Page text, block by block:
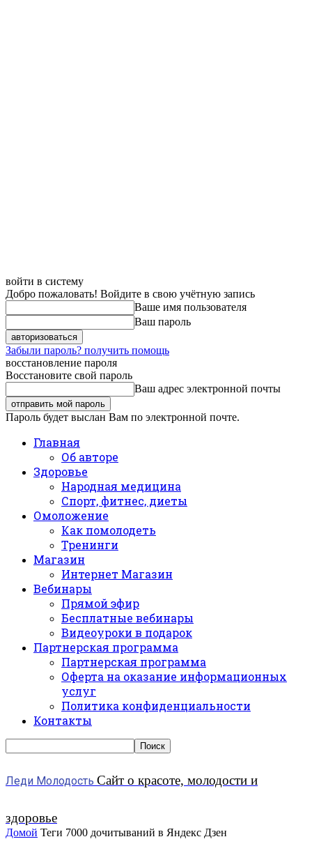
войти в систему
Добро пожаловать! Войдите в свою учётную запись
Ваше имя пользователя
Ваш пароль
Забыли пароль? получить помощь
восстановление пароля
Восстановите свой пароль
Ваш адрес электронной почты
Пароль будет выслан Вам по электронной почте.
Главная
Об авторе
Здоровье
Народная медицина
Спорт, фитнес, диеты
Омоложение
Как помолодеть
Тренинги
Магазин
Интернет Магазин
Вебинары
Прямой эфир
Бесплатные вебинары
Видеоуроки в подарок
Партнерская программа
Партнерская программа
Оферта на оказание информационных
услуг
Политика конфиденциальности
Контакты
Леди Молодость Сайт о красоте, молодости и
здоровье
Домой Теги 7000 дочитываний в Яндекс Дзен